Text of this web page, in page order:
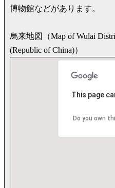
博物館などがあります。
烏来地図（Map of Wulai
(Republic of China)）
This page
Do you own